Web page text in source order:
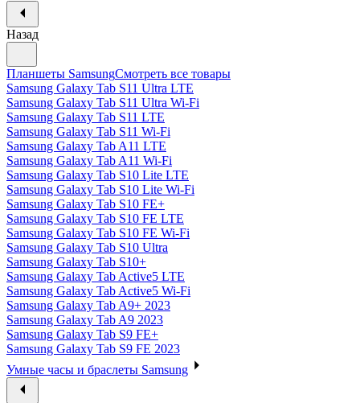
Назад
Планшеты SamsungСмотреть все товары
Samsung Galaxy Tab S11 Ultra LTE
Samsung Galaxy Tab S11 Ultra Wi-Fi
Samsung Galaxy Tab S11 LTE
Samsung Galaxy Tab S11 Wi-Fi
Samsung Galaxy Tab A11 LTE
Samsung Galaxy Tab A11 Wi-Fi
Samsung Galaxy Tab S10 Lite LTE
Samsung Galaxy Tab S10 Lite Wi-Fi
Samsung Galaxy Tab S10 FE+
Samsung Galaxy Tab S10 FE LTE
Samsung Galaxy Tab S10 FE Wi-Fi
Samsung Galaxy Tab S10 Ultra
Samsung Galaxy Tab S10+
Samsung Galaxy Tab Active5 LTE
Samsung Galaxy Tab Active5 Wi-Fi
Samsung Galaxy Tab A9+ 2023
Samsung Galaxy Tab A9 2023
Samsung Galaxy Tab S9 FE+
Samsung Galaxy Tab S9 FE 2023
Умные часы и браслеты Samsung